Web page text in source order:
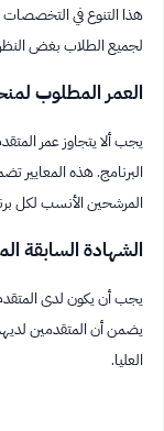
هذا التنوع في
لجميع الطلاب بغض
العمر المطلوب
يجب ألا يتجاوز عمر
البرنامج. هذه المعايير
المرشحين الأنسب لكل
الشهادة السابقة
يجب أن يكون لدى
يضمن أن المتقدمين
العليا.